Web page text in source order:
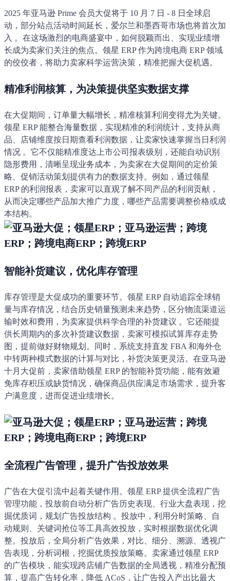
2025 年亚马逊 Prime 会员大促将于 10 月 7 日 - 8 日全球启
动，部分站点活动时间延长，爱尔兰和墨西哥市场也将首次加
入 。在这场激烈的电商盛宴中，如何脱颖而出、实现业绩增
长成为卖家们关注的焦点。领星 ERP 作为跨境电商 ERP 领域
的佼佼者，将助力卖家科学运营决策，精准把握大促机遇。
精准利润核算，为决策提供坚实数据支撑
在大促期间，订单量大幅增长，精准核算利润变得尤为关键。
领星 ERP 能整合海量数据，实现精准的利润统计，支持从商
品、店铺维度按日期查看利润数据，让卖家快速掌握当日利润
情况 。它不仅能精准度达上市公司报表级别，还能自动识别
隐形费用，清晰呈现业务成本，为卖家在大促期间的定价策
略、促销活动策划提供有力的数据支持。例如，通过领星
ERP 的利润报表，卖家可以直观了解不同产品的利润贡献，
从而决定哪些产品加大推广力度，哪些产品需要调整价格或成
本结构。
智能补货建议，优化库存管理
库存管理是大促成功的重要环节。领星 ERP 自动追踪全球销
量与库存情况，结合历史销量预测未来趋势，区分物流渠道运
输时效和费用，为卖家提供科学合理的补货建议 。它还能提
供长周期内的多次补货建议数据，卖家可模拟试算库存走势
图，提前做好财物规划。同时，系统支持直发 FBA 和海外仓
中转两种模式数据的计算与对比，补货决策更灵活。在亚马逊
十月大促前，卖家借助领星 ERP 的智能补货功能，能有效避
免库存积压或缺货情况，确保商品供应满足市场需求，提升客
户满意度，进而促进业绩增长。
全流程广告管理，提升广告投放效果
广告在大促引流中起着关键作用。领星 ERP 提供全流程广告
管理功能，投放前自动分析广告历史表现、行业大盘表现，挖
掘优质词，规划广告投放结构 。投放中，利用分时策略、自
动规则、关键词抢位等工具高效投放，实时根据数据优化调
整。投放后，全局分析广告效果，对比、细分、溯源、透视广
告表现，分析词根，挖掘优质投放策略。卖家通过领星 ERP
的广告模块，能实现跨店铺广告数据的全局透视，精准分配预
算，提高广告转化率，降低 ACoS，让广告投入产出比最大